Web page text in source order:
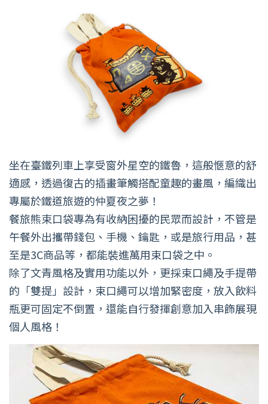
坐在臺鐵列車上享受窗外星空的鐵魯，這般愜意的舒
適感，透過復古的插畫筆觸搭配童趣的畫風，編織出
專屬於鐵道旅遊的仲夏夜之夢！
餐旅熊束口袋專為有收納困擾的民眾而設計，不管是
午餐外出攜帶錢包、手機、鑰匙，或是旅行用品，甚
至是3C商品等，都能裝進萬用束口袋之中。
除了文青風格及實用功能以外，更採束口繩及手提帶
的「雙提」設計，束口繩可以增加緊密度，放入飲料
瓶更可固定不倒置，還能自行發揮創意加入串飾展現
個人風格！